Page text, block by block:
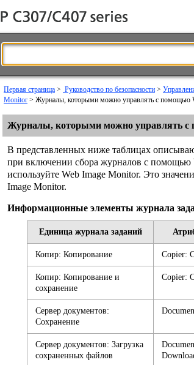
Первая страница > Руководство по безопасности >
Monitor > Журналы, которыми можно управлять с помощью
Журналы, которыми можно управлять с
В представленных ниже таблицах
при включении сбора журналов с помощью
используйте Web Image Monitor. Это
Image Monitor.
Информационные элементы журнала
Единица журнала заданий
Копир: Копирование Copier:
Копир: Копирование и
сохранение
Copier:
Сервер документов:
Сохранение
Сервер документов: Загрузка
сохраненных файлов